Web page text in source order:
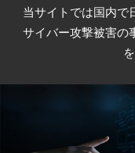
当サイトでは国内で
サイバー攻撃被害の